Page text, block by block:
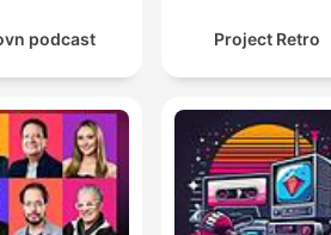
podcast Project Retro